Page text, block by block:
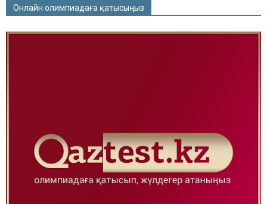
Онлайн олимпиадаға қатысыңыз